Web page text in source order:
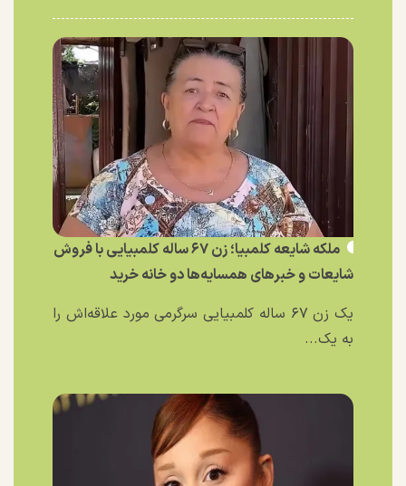
ملکه شایعه کلمبیا؛ زن ۶۷ ساله کلمبیایی با فروش
شایعات و خبر‌های همسایه‌ها دو خانه خرید
یک زن ۶۷ ساله کلمبیایی سرگرمی مورد علاقه‌اش را
به یک...